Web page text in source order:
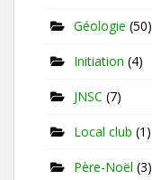
Géologie (50)
Initiation (4)
JNSC (7)
Local club (1)
Père-Noël (3)